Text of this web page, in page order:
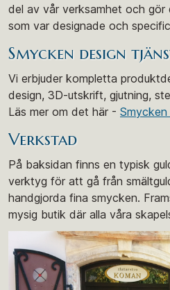
del av vår verksamhet och
som var designade och
Smycken design
Vi erbjuder kompletta
design, 3D-utskrift, gjutning,
Läs mer om det här -
Verkstad
På baksidan finns en typisk
verktyg för att gå från
handgjorda fina smycken.
mysig butik där alla våra